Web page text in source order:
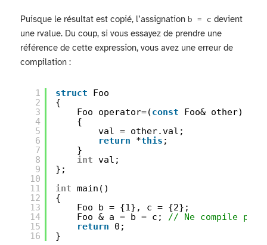
Puisque le résultat est copié, l’assignation b = c devient
une rvalue. Du coup, si vous essayez de prendre une
référence de cette expression, vous avez une erreur de
compilation :
1
2
3
4
5
6
7
8
9
10
11
12
13
14
15
16
struct
Foo
{
Foo operator=(const
Foo& other)
{
val = other.val;
return
*this ;
}
int val;
};
int main()
{
Foo b = {1}, c = {2};
Foo & a = b = c; // Ne compile
return
0;
}